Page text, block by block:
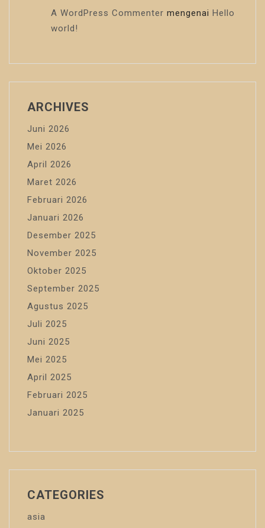
A WordPress Commenter mengenai Hello
world!
ARCHIVES
Juni 2026
Mei 2026
April 2026
Maret 2026
Februari 2026
Januari 2026
Desember 2025
November 2025
Oktober 2025
September 2025
Agustus 2025
Juli 2025
Juni 2025
Mei 2025
April 2025
Februari 2025
Januari 2025
CATEGORIES
asia